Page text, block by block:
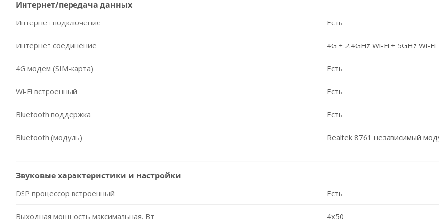
Интернет/передача данных
Интернет подключение Есть
Интернет соединение 4G + 2.4GHz Wi-Fi + 5GHz Wi-Fi
4G модем (SIM-карта) Есть
Wi-Fi встроенный Есть
Bluetooth поддержка Есть
Bluetooth (модуль) Realtek 8761 независимый
Звуковые характеристики и настройки
DSP процессор встроенный Есть
Выходная мощность максимальная, Вт 4x50